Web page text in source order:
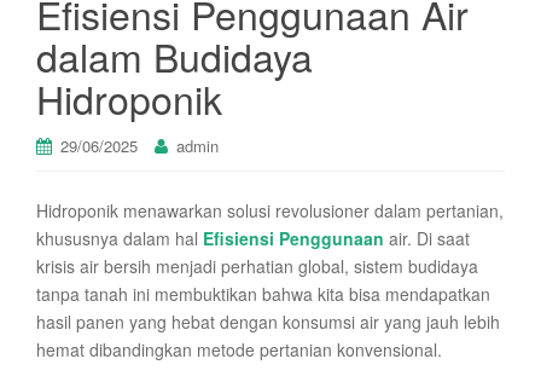
n
Efisiensi Penggunaan Air
dalam Budidaya
Hidroponik
29/06/2025 admin
Hidroponik menawarkan solusi revolusioner dalam pertanian,
khususnya dalam hal Efisiensi Penggunaan air. Di saat
krisis air bersih menjadi perhatian global, sistem budidaya
tanpa tanah ini membuktikan bahwa kita bisa mendapatkan
hasil panen yang hebat dengan konsumsi air yang jauh lebih
hemat dibandingkan metode pertanian konvensional.